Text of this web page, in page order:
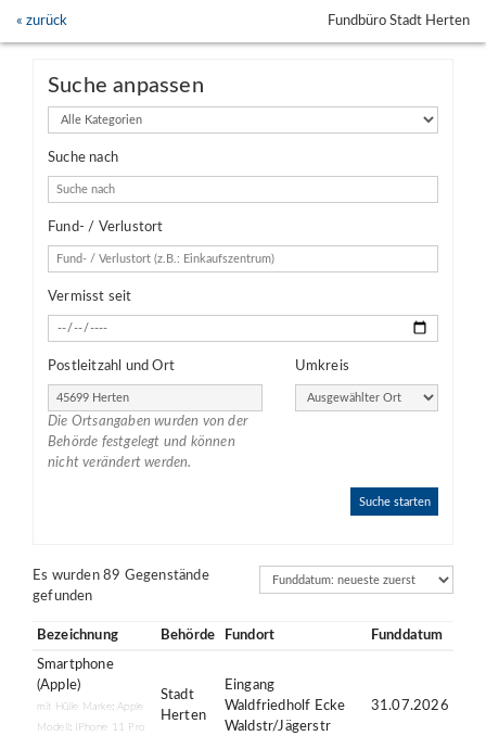
« zurück Fundbüro Stadt Herten
Suche anpassen
Kategorien
Suche nach
Fund- / Verlustort
Vermisst seit
Postleitzahl und Ort
Die Ortsangaben wurden von der
Behörde festgelegt und können
nicht verändert werden.
Umkreis
Suche starten
Es wurden 89 Gegenstände
gefunden
Sortierung
Bezeichnung Behörde Fundort Funddatum
Smartphone
(Apple)
mit Hülle Marke: Apple
Modell: IPhone 11 Pro
Stadt
Herten
Eingang
Waldfriedholf Ecke
Waldstr/Jägerstr
31.07.2026